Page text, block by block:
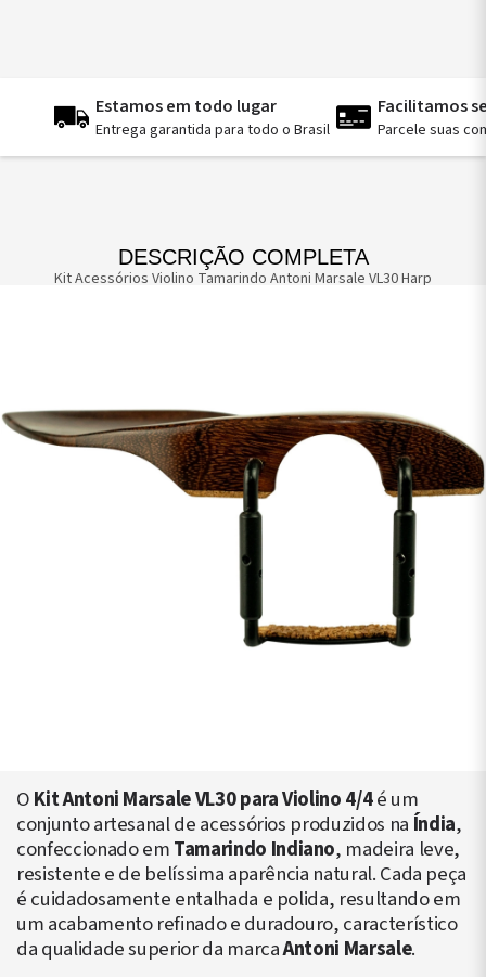
Estamos em todo lugar
Entrega garantida para todo o Brasil
Facilitamos
Parcele suas
DESCRIÇÃO COMPLETA
Kit Acessórios Violino Tamarindo Antoni Marsale VL30 Harp
OKit Antoni Marsale VL30 para Violino 4/4é um
conjunto artesanal de acessórios produzidos na Índia,
confeccionado emTamarindo Indiano, madeira leve,
resistente e de belíssima aparência natural. Cada peça
é cuidadosamente entalhada e polida, resultando em
um acabamento refinado e duradouro, característico
da qualidade superior da marcaAntoni Marsale.